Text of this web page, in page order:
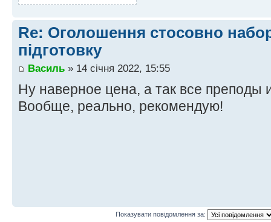
Re: Оголошення стосовно
підготовку
Василь » 14 січня 2022, 15:55
Ну наверное цена, а так все преподы
Вообще, реально, рекомендую!
Показувати повідомлення за: